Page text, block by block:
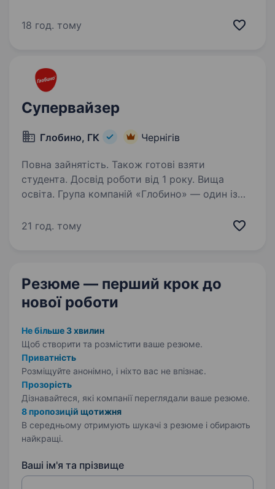
автосервісних послуг (www.ukravto.ua) Наша
18 год. тому
Супервайзер
Глобино, ГК Чернігів
Повна зайнятість. Також готові взяти
студента. Досвід роботи від 1 року. Вища
освіта. Група компаній «Глобино» — один із
та молочних виробів в Україні, якому
21 год. тому
Резюме — перший крок до
нової роботи
Не більше 3 хвилин
Щоб створити та розмістити ваше резюме.
Приватність
Розміщуйте анонімно, і ніхто вас не впізнає.
Прозорість
Дізнавайтеся, які компанії переглядали ваше резюме.
8 пропозицій щотижня
В середньому отримують шукачі з резюме і обирають
найкращі.
Ваші ім'я та прізвище